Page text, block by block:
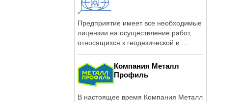
Предприятие имеет все необходимые
лицензии на осуществление работ,
относящихся к геодезической и ...
Компания Металл
Профиль
В настоящее время Компания Металл